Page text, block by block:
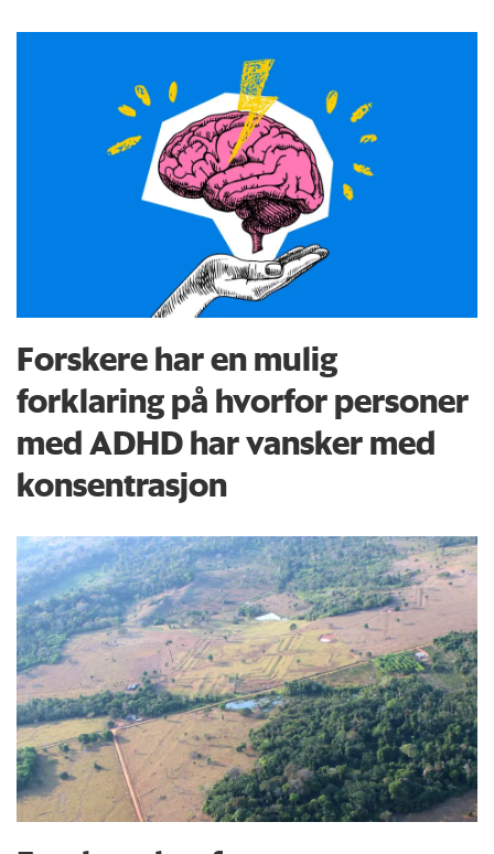
Forskere har en mulig
forklaring på hvorfor personer
med ADHD har vansker med
konsentrasjon